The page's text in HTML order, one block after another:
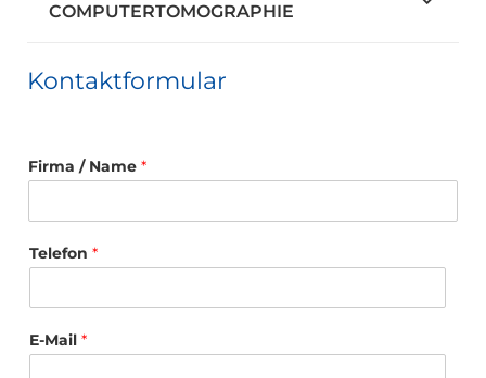
COMPUTERTOMOGRAPHIE
Kontaktformular
D
a
s
c
u
t
z
Firma / Name *
Telefon *
E-Mail *